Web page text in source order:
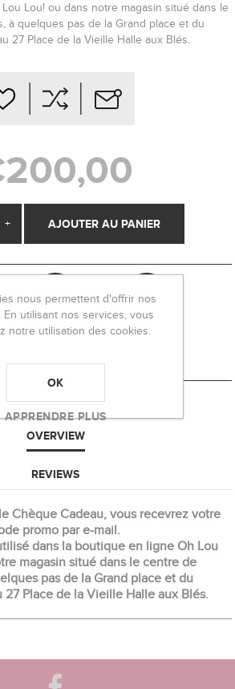
Lou! ou dans notre magasin situé dans le
à quelques pas de la Grand place et du
27 Place de la Vieille Halle aux Blés.
+
OVERVIEW
REVIEWS
Chèque Cadeau, vous recevrez votre
promo par e-mail.
dans la boutique en ligne Oh Lou
magasin situé dans le centre de
pas de la Grand place et du
27 Place de la Vieille Halle aux Blés.
nous permettent d'offrir nos
En utilisant nos services, vous
notre utilisation des cookies.
OK
APPRENDRE PLUS